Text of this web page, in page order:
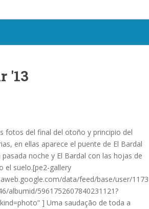
'13
fotos del final del otoño y principio del
en ellas aparece el puente de El Bardal
noche y El Bardal con las hojas de
el suelo.[pe2-gallery
data/feed/base/user/1173
albumid/5961752607840231121?
] Uma saudação de toda a